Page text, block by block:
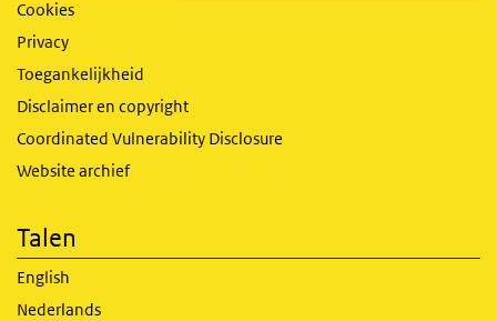
Cookies
Privacy
Toegankelijkheid
Disclaimer en copyright
Coordinated Vulnerability Disclosure
Website archief
Talen
English
Nederlands